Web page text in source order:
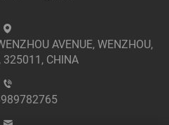
AVENUE, WENZHOU,
325011, CHINA